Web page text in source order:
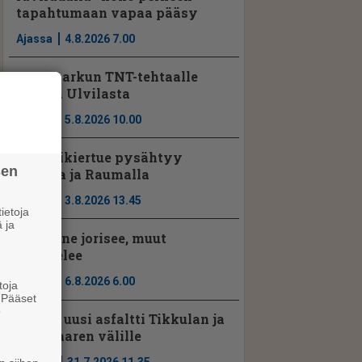
tapahtumaan vapaa pääsy
Ajassa 4.8.2026 7.00
Noormarkun TNT-tehtaalle
johtaja Ulvilasta
5.8.2026 10.00
Seniorikiertue pysähtyy
Porissa ja Raumalla
3.8.2026 13.45
Porilaine jorisee, muut
kuuntelee
Ajassa 6.8.2026 6.00
Vt2:lle uusi asfaltti Tikkulan ja
Kyläsaaren välille
ja